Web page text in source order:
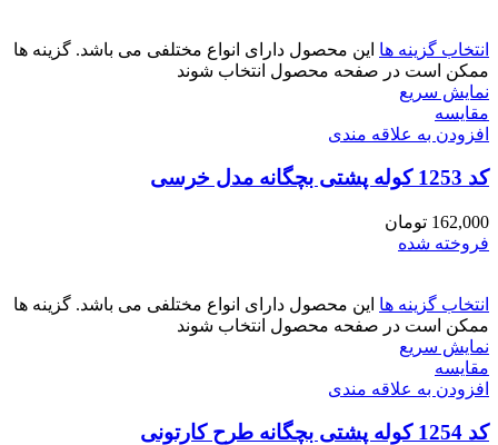
انتخاب گزینه ها این محصول دارای انواع مختلفی می باشد. گزینه ها
ممکن است در صفحه محصول انتخاب شوند
نمایش سریع
مقايسه
افزودن به علاقه مندی
کد 1253 کوله پشتی بچگانه مدل خرسی
162,000 تومان
فروخته شده
انتخاب گزینه ها این محصول دارای انواع مختلفی می باشد. گزینه ها
ممکن است در صفحه محصول انتخاب شوند
نمایش سریع
مقايسه
افزودن به علاقه مندی
کد 1254 کوله پشتی بچگانه طرح کارتونی